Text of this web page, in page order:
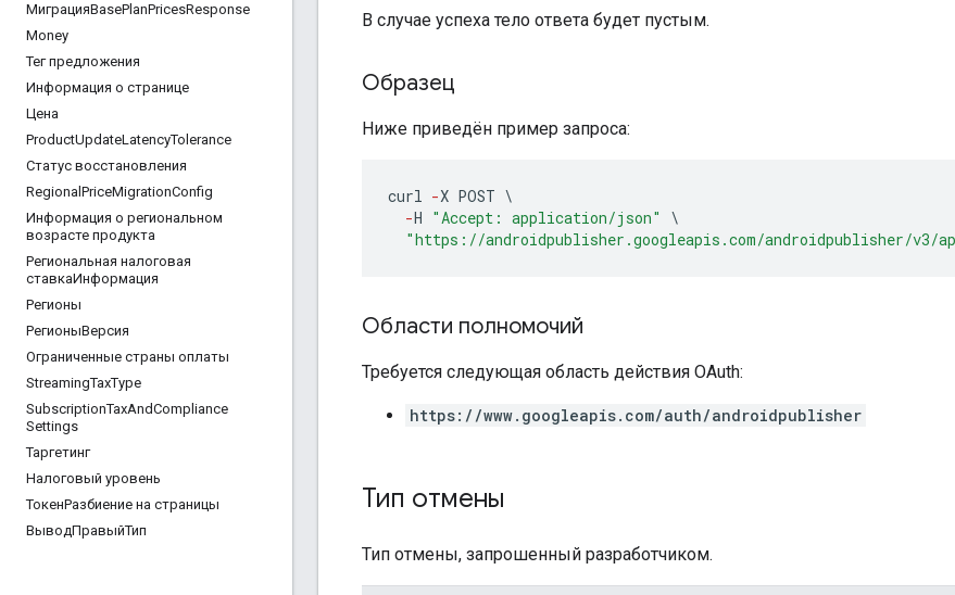
МиграцияBasePlanPricesResponse
Money
Тег предложения
Информация о странице
Цена
ProductUpdateLatencyTolerance
Статус восстановления
Regional PriceMigrationConfig
Информация о региональном
возрасте продукта
Региональная налоговая
ставкаИнформация
Регионы
РегионыВерсия
Ограниченные страны оплаты
StreamingTaxType
SubscriptionTaxAndCompliance
Settings
Таргетинг
Налоговый уровень
ТокенРазбиение на страницы
ВыводПравыйТип
В случае успеха тело ответа будет пустым.
Образец
Ниже приведён пример запроса:
curl -X POST \
-H "Accept: application/json"
\
"https://androidpublisher.googleapis.com/androidpublisher/v3/
Области полномочий
Требуется следующая область действия OAuth:
https://www.googleapis.com/auth/androidpublisher
Тип отмены
Тип отмены, запрошенный разработчиком.